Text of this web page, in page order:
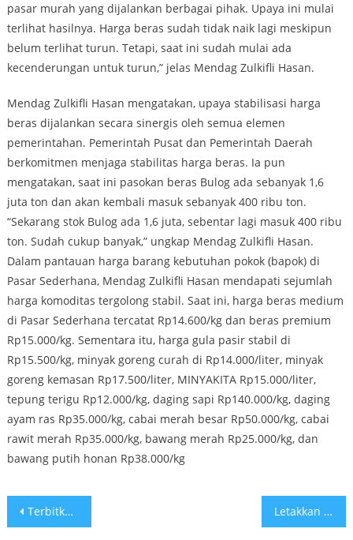
pasar murah yang dijalankan berbagai pihak. Upaya ini mulai
terlihat hasilnya. Harga beras sudah tidak naik lagi meskipun
belum terlihat turun. Tetapi, saat ini sudah mulai ada
kecenderungan untuk turun,” jelas Mendag Zulkifli Hasan.
Mendag Zulkifli Hasan mengatakan, upaya stabilisasi harga
beras dijalankan secara sinergis oleh semua elemen
pemerintahan. Pemerintah Pusat dan Pemerintah Daerah
berkomitmen menjaga stabilitas harga beras. Ia pun
mengatakan, saat ini pasokan beras Bulog ada sebanyak 1,6
juta ton dan akan kembali masuk sebanyak 400 ribu ton.
“Sekarang stok Bulog ada 1,6 juta, sebentar lagi masuk 400 ribu
ton. Sudah cukup banyak,” ungkap Mendag Zulkifli Hasan.
Dalam pantauan harga barang kebutuhan pokok (bapok) di
Pasar Sederhana, Mendag Zulkifli Hasan mendapati sejumlah
harga komoditas tergolong stabil. Saat ini, harga beras medium
di Pasar Sederhana tercatat Rp14.600/kg dan beras premium
Rp15.000/kg. Sementara itu, harga gula pasir stabil di
Rp15.500/kg, minyak goreng curah di Rp14.000/liter, minyak
goreng kemasan Rp17.500/liter, MINYAKITA Rp15.000/liter,
tepung terigu Rp12.000/kg, daging sapi Rp140.000/kg, daging
ayam ras Rp35.000/kg, cabai merah besar Rp50.000/kg, cabai
rawit merah Rp35.000/kg, bawang merah Rp25.000/kg, dan
bawang putih honan Rp38.000/kg
Post
Terbitkan Permendag Nomor 31 Tahun 2023, Mendag : Pemerintah Bangun Ekosistem Perdagangan Digital Adil dan Sehat Letakkan Batu Pertama Masjid Direktorat Metrologi di Bandung, Mendag : Mudah-mudahan Membawa Kebaikan